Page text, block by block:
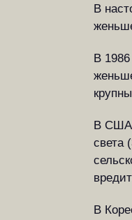
В
В
В США
света
В